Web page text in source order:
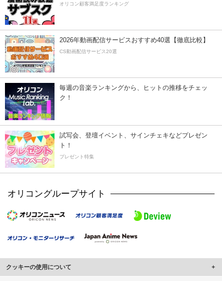
オリコン顧客満足度ランキング
2026年動画配信サービスおすすめ40選【徹底比較】
CS動画配信サービス20選
毎週の音楽ランキングから、ヒットの推移をチェッ
ク！
試写会、登壇イベント、サインチェキなどプレゼン
ト！
プレゼント特集
オリコングループサイト
クッキーの使用について